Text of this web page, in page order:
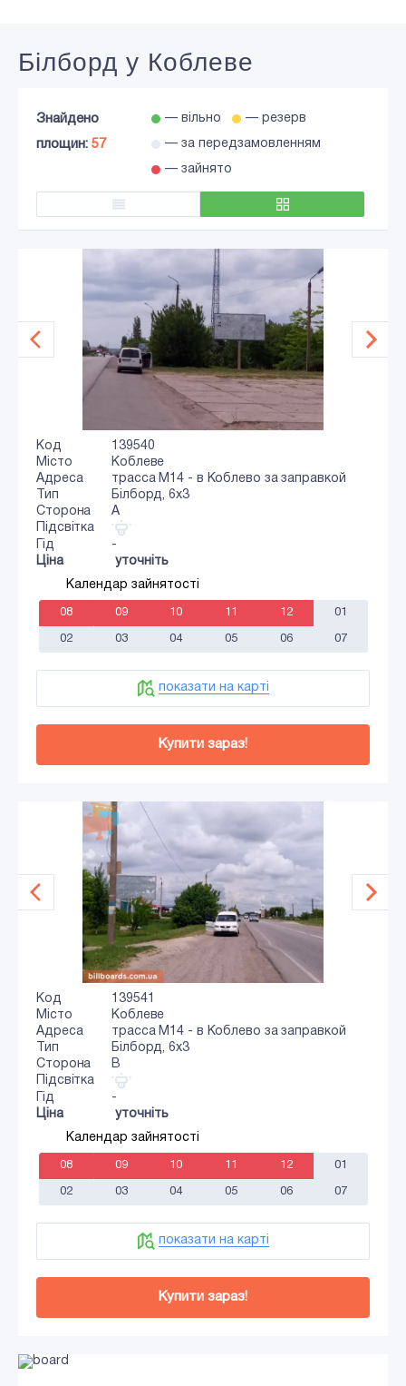
Білборд у Коблеве
Знайдено
площин: 57
— вільно — резерв
— за передзамовленням
— зайнято
Код
139540
Місто
Коблеве
Адреса
трасса М14 - в Коблево за заправкой
Тип
Білборд, 6х3
Сторона
A
Підсвітка
Гід
-
Ціна
уточніть
Календар зайнятості
08 09 10 11 12 01
02 03 04 05 06 07
показати на карті
Купити зараз!
Код
139541
Місто
Коблеве
Адреса
трасса М14 - в Коблево за заправкой
Тип
Білборд, 6х3
Сторона
B
Підсвітка
Гід
-
Ціна
уточніть
Календар зайнятості
08 09 10 11 12 01
02 03 04 05 06 07
показати на карті
Купити зараз!